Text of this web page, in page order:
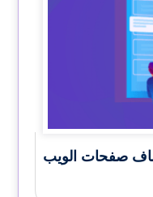
صفحات الويب